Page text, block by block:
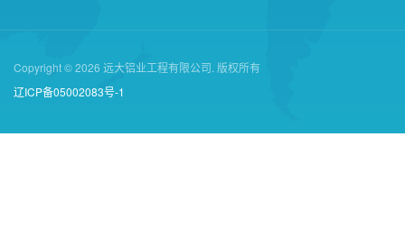
Copyright © 2026 远大铝业工程有限公司. 版权所有
辽ICP备05002083号-1